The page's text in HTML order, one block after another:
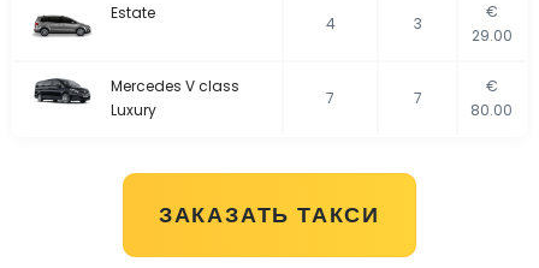
Estate
4 3
€
29.00
Mercedes V class
Luxury
7 7
€
80.00
ЗАКАЗАТЬ ТАКСИ